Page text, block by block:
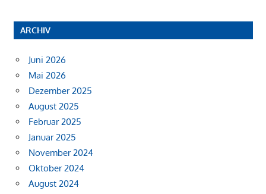
ARCHIV
Juni 2026
Mai 2026
Dezember 2025
August 2025
Februar 2025
Januar 2025
November 2024
Oktober 2024
August 2024